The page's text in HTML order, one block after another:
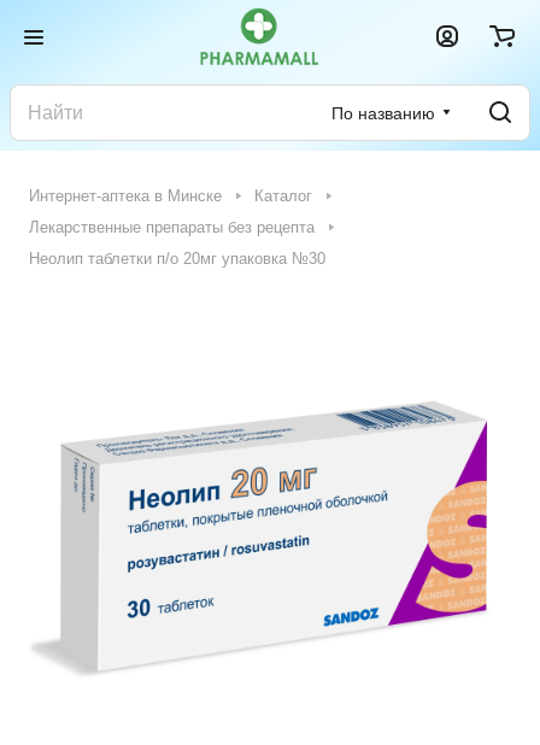
По названию
Интернет-аптека в Минске
Каталог
Лекарственные препараты без рецепта
Неолип таблетки п/о 20мг упаковка №30